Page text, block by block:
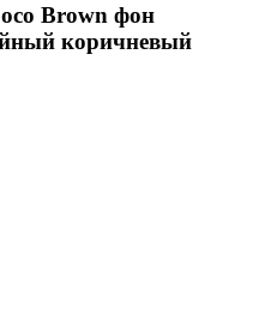
Brown фон
коричневый